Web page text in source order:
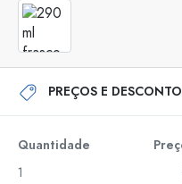
PREÇOS E
Quantidade
1